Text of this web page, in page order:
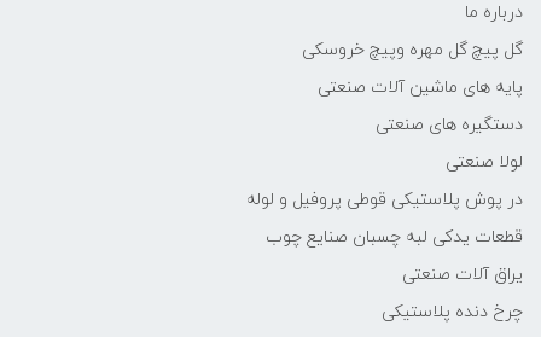
درباره ما
گل پیچ گل مهره وپیچ خروسکی
پایه های ماشین آلات صنعتی
دستگیره های صنعتی
لولا صنعتی
در پوش پلاستیکی قوطی پروفیل و لوله
قطعات یدکی لبه چسبان صنایع چوب
یراق آلات صنعتی
چرخ دنده پلاستیکی